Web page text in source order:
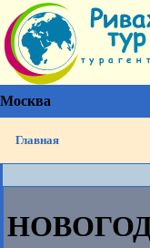
Москва
Главная